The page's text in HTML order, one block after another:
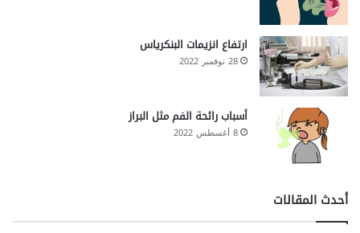
ارتفاع انزيمات البنكرياس
28 نوفمبر 2022
أسباب رائحة الفم مثل البراز
8 أغسطس 2022
أحدث المقالات